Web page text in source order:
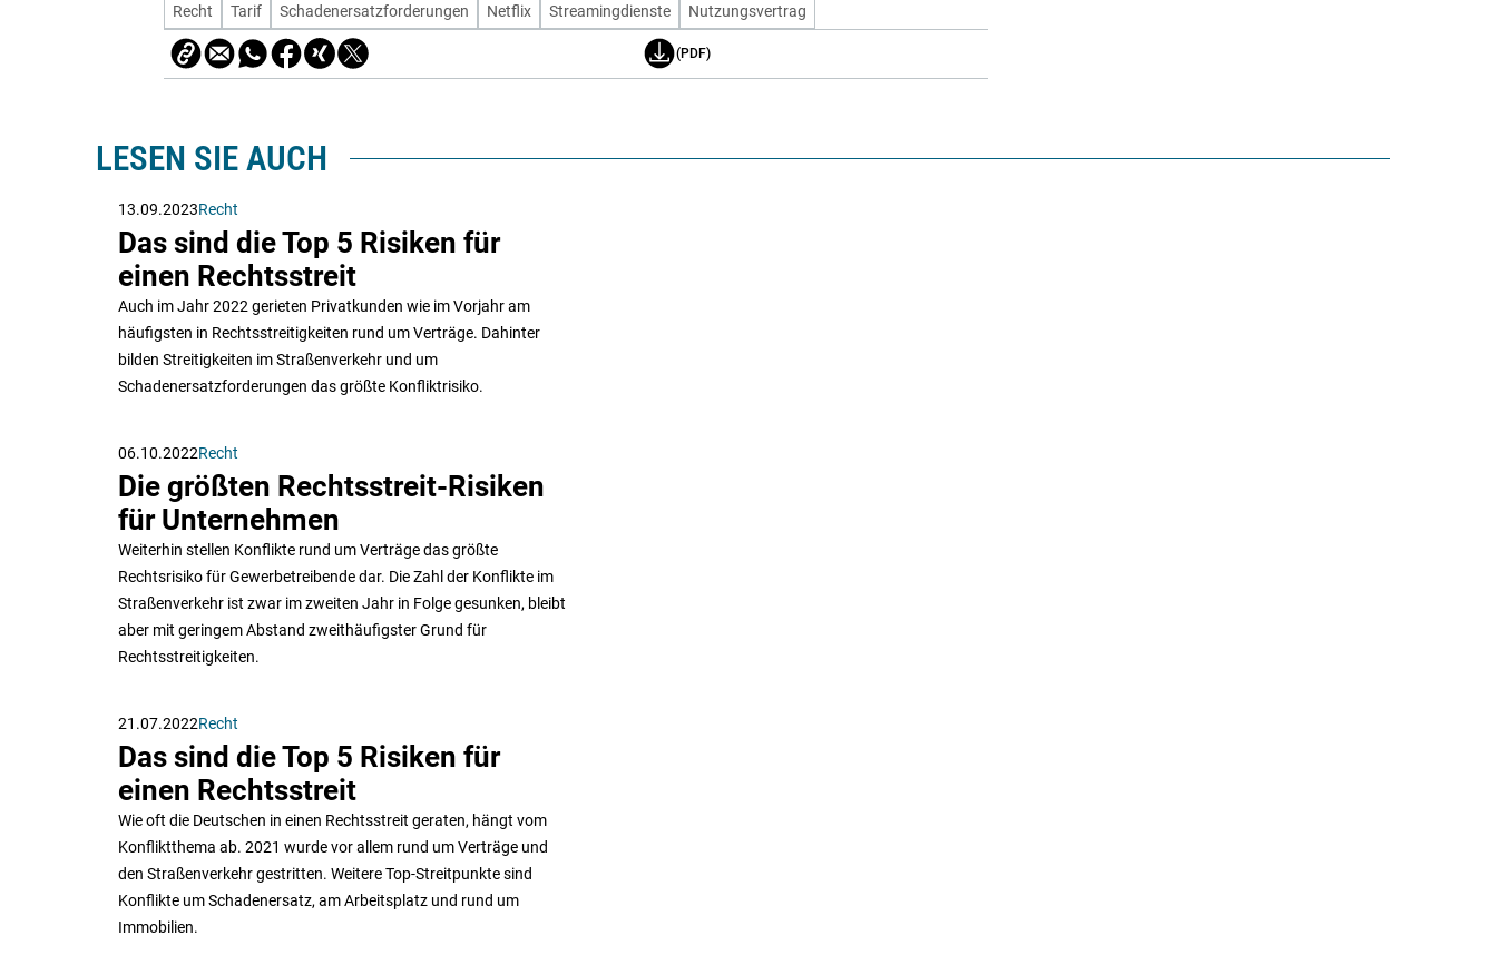
Recht Tarif Schadenersatzforderungen Netflix Streamingdienste Nutzungsvertrag
(PDF)
LESEN SIE AUCH
13.09.2023Recht
Das sind die Top 5 Risiken für
einen Rechtsstreit
Auch im Jahr 2022 gerieten Privatkunden wie im Vorjahr am
häufigsten in Rechtsstreitigkeiten rund um Verträge. Dahinter
bilden Streitigkeiten im Straßenverkehr und um
Schadenersatzforderungen das größte Konfliktrisiko.
06.10.2022Recht
Die größten Rechtsstreit-Risiken
für Unternehmen
Weiterhin stellen Konflikte rund um Verträge das größte
Rechtsrisiko für Gewerbetreibende dar. Die Zahl der Konflikte im
Straßenverkehr ist zwar im zweiten Jahr in Folge gesunken, bleibt
aber mit geringem Abstand zweithäufigster Grund für
Rechtsstreitigkeiten.
21.07.2022Recht
Das sind die Top 5 Risiken für
einen Rechtsstreit
Wie oft die Deutschen in einen Rechtsstreit geraten, hängt vom
Konfliktthema ab. 2021 wurde vor allem rund um Verträge und
den Straßenverkehr gestritten. Weitere Top-Streitpunkte sind
Konflikte um Schadenersatz, am Arbeitsplatz und rund um
Immobilien.